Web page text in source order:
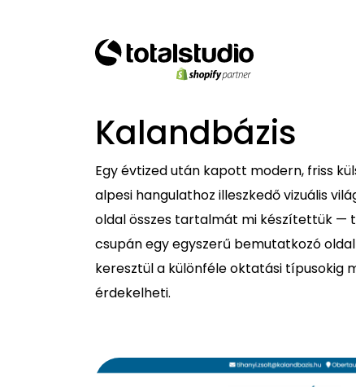
Kalandbázis
Egy évtized után kapott modern, friss
alpesi hangulathoz illeszkedő vizuális
oldal összes tartalmát mi készítettük —
csupán egy egyszerű bemutatkozó
keresztül a különféle oktatási típusokig
érdekelheti.